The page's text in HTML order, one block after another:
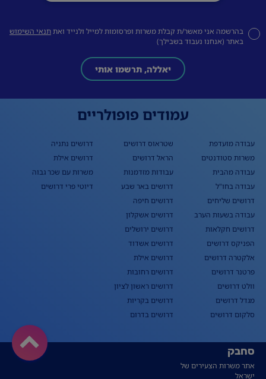
בהרשמה אני מאשר/ת קבלת משרות ופרסומות למייל ולנייד ואתתנאי השימוש
באתר (אנחנו נעבוד בשבילך)
יאללה, תרשמו אותי
עמודים פופולריים
עבודה מועדפת
משרות סטודנטים
עבודה מהבית
עבודה בחו"ל
דרושים שליחים
עבודה בשעות הערב
דרושים חקלאות
הפניקס דרושים
אלקטרה דרושים
פרטנר דרושים
וולט דרושים
מגדל דרושים
סלקום דרושים
שטראוס דרושים
הראל דרושים
עבודות מזדמנות
דרושים באר שבע
דרושים חיפה
דרושים אשקלון
דרושים ירושלים
דרושים אשדוד
דרושים אילת
דרושים רחובות
דרושים ראשון לציון
דרושים בקריות
דרושים בדרום
דרושים נתניה
דרושים אילת
משרות עם שכר גבוה
דיוטי פרי דרושים
סחבק
אתר משרות הצעירים של
ישראל